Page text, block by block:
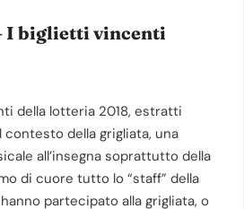
I biglietti vincenti
della lotteria 2018, estratti
contesto della grigliata, una
all’insegna soprattutto della
di cuore tutto lo “staff” della
partecipato alla grigliata, o